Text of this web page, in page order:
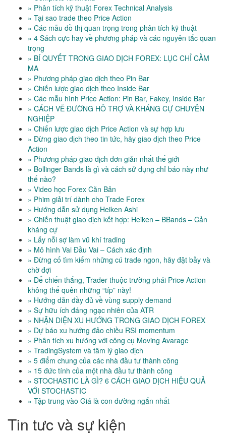
» Phân tích kỹ thuật Forex Technical Analysis
» Tại sao trade theo Price Action
» Các mẫu đồ thị quan trọng trong phân tích kỹ thuật
» 4 Sách cực hay về phương pháp và các nguyên tắc quan
trọng
» BÍ QUYẾT TRONG GIAO DỊCH FOREX: LỤC CHỈ CẦM
MA
» Phương pháp giao dịch theo Pin Bar
» Chiến lược giao dịch theo Inside Bar
» Các mẫu hình Price Action: Pin Bar, Fakey, Inside Bar
» CÁCH VẼ ĐƯỜNG HỖ TRỢ VÀ KHÁNG CỰ CHUYÊN
NGHIỆP
» Chiến lược giao dịch Price Action và sự hợp lưu
» Đừng giao dịch theo tin tức, hãy giao dịch theo Price
Action
» Phương pháp giao dịch đơn giản nhất thế giới
» Bollinger Bands là gì và cách sử dụng chỉ báo này như
thế nào?
» Video học Forex Căn Bản
» Phim giải trí dành cho Trade Forex
» Hướng dẫn sử dụng Heiken Ashi
» Chiến thuật giao dịch kết hợp: Heiken – BBands – Cản
kháng cự
» Lấy nỗi sợ làm vũ khí trading
» Mô hình Vai Đầu Vai – Cách xác định
» Đừng cố tìm kiếm những cú trade ngon, hãy đặt bẫy và
chờ đợi
» Để chiến thắng, Trader thuộc trường phái Price Action
không thể quên những “típ” này!
» Hướng dẫn đầy đủ về vùng supply demand
» Sự hữu ích đáng ngạc nhiên của ATR
» NHẬN DIỆN XU HƯỚNG TRONG GIAO DỊCH FOREX
» Dự báo xu hướng đảo chiều RSI momentum
» Phân tích xu hướng với công cụ Moving Avarage
» TradingSystem và tâm lý giao dịch
» 5 điểm chung của các nhà đầu tư thành công
» 15 đức tính của một nhà đầu tư thành công
» STOCHASTIC LÀ GÌ? 6 CÁCH GIAO DỊCH HIỆU QUẢ
VỚI STOCHASTIC
» Tập trung vào Giá là con đường ngắn nhất
Tin tưc và sự kiện